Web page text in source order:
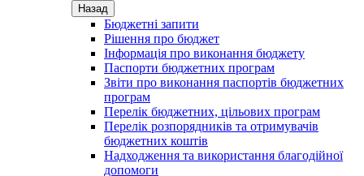
Назад
Бюджетні запити
Рішення про бюджет
Інформація про виконання бюджету
Паспорти бюджетних програм
Звіти про виконання паспортів бюджетних
програм
Перелік бюджетних, цільових програм
Перелік розпорядників та отримувачів
бюджетних коштів
Надходження та використання благодійної
допомоги